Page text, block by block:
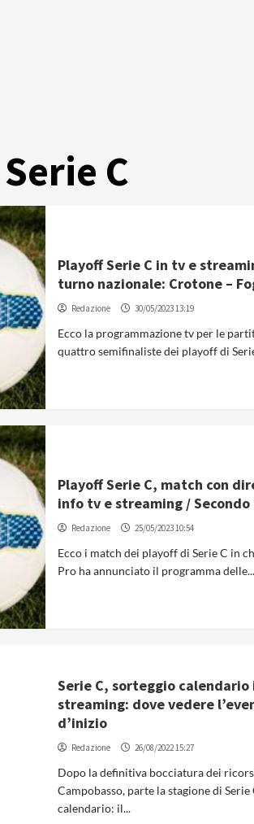
C
Playoff Serie C in tv e
turno nazionale: Crotone –
Redazione 30/05/2023 13:19
Ecco la programmazione tv per le
quattro semifinaliste dei playoff di
Playoff Serie C, match con
info tv e streaming /
Redazione 25/05/2023 10:54
Ecco i match dei playoff di Serie C in
Pro ha annunciato il programma delle...
Serie C, sorteggio
streaming: dove vedere
d’inizio
Redazione 26/08/2022 15:27
Dopo la definitiva bocciatura dei
Campobasso, parte la stagione di
calendario: il...